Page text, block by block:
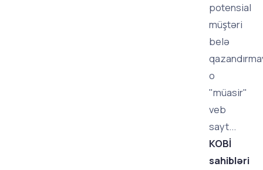
potensial
müştəri
belə
o
"müasir"
veb
sayt...
KOBİ
sahibləri